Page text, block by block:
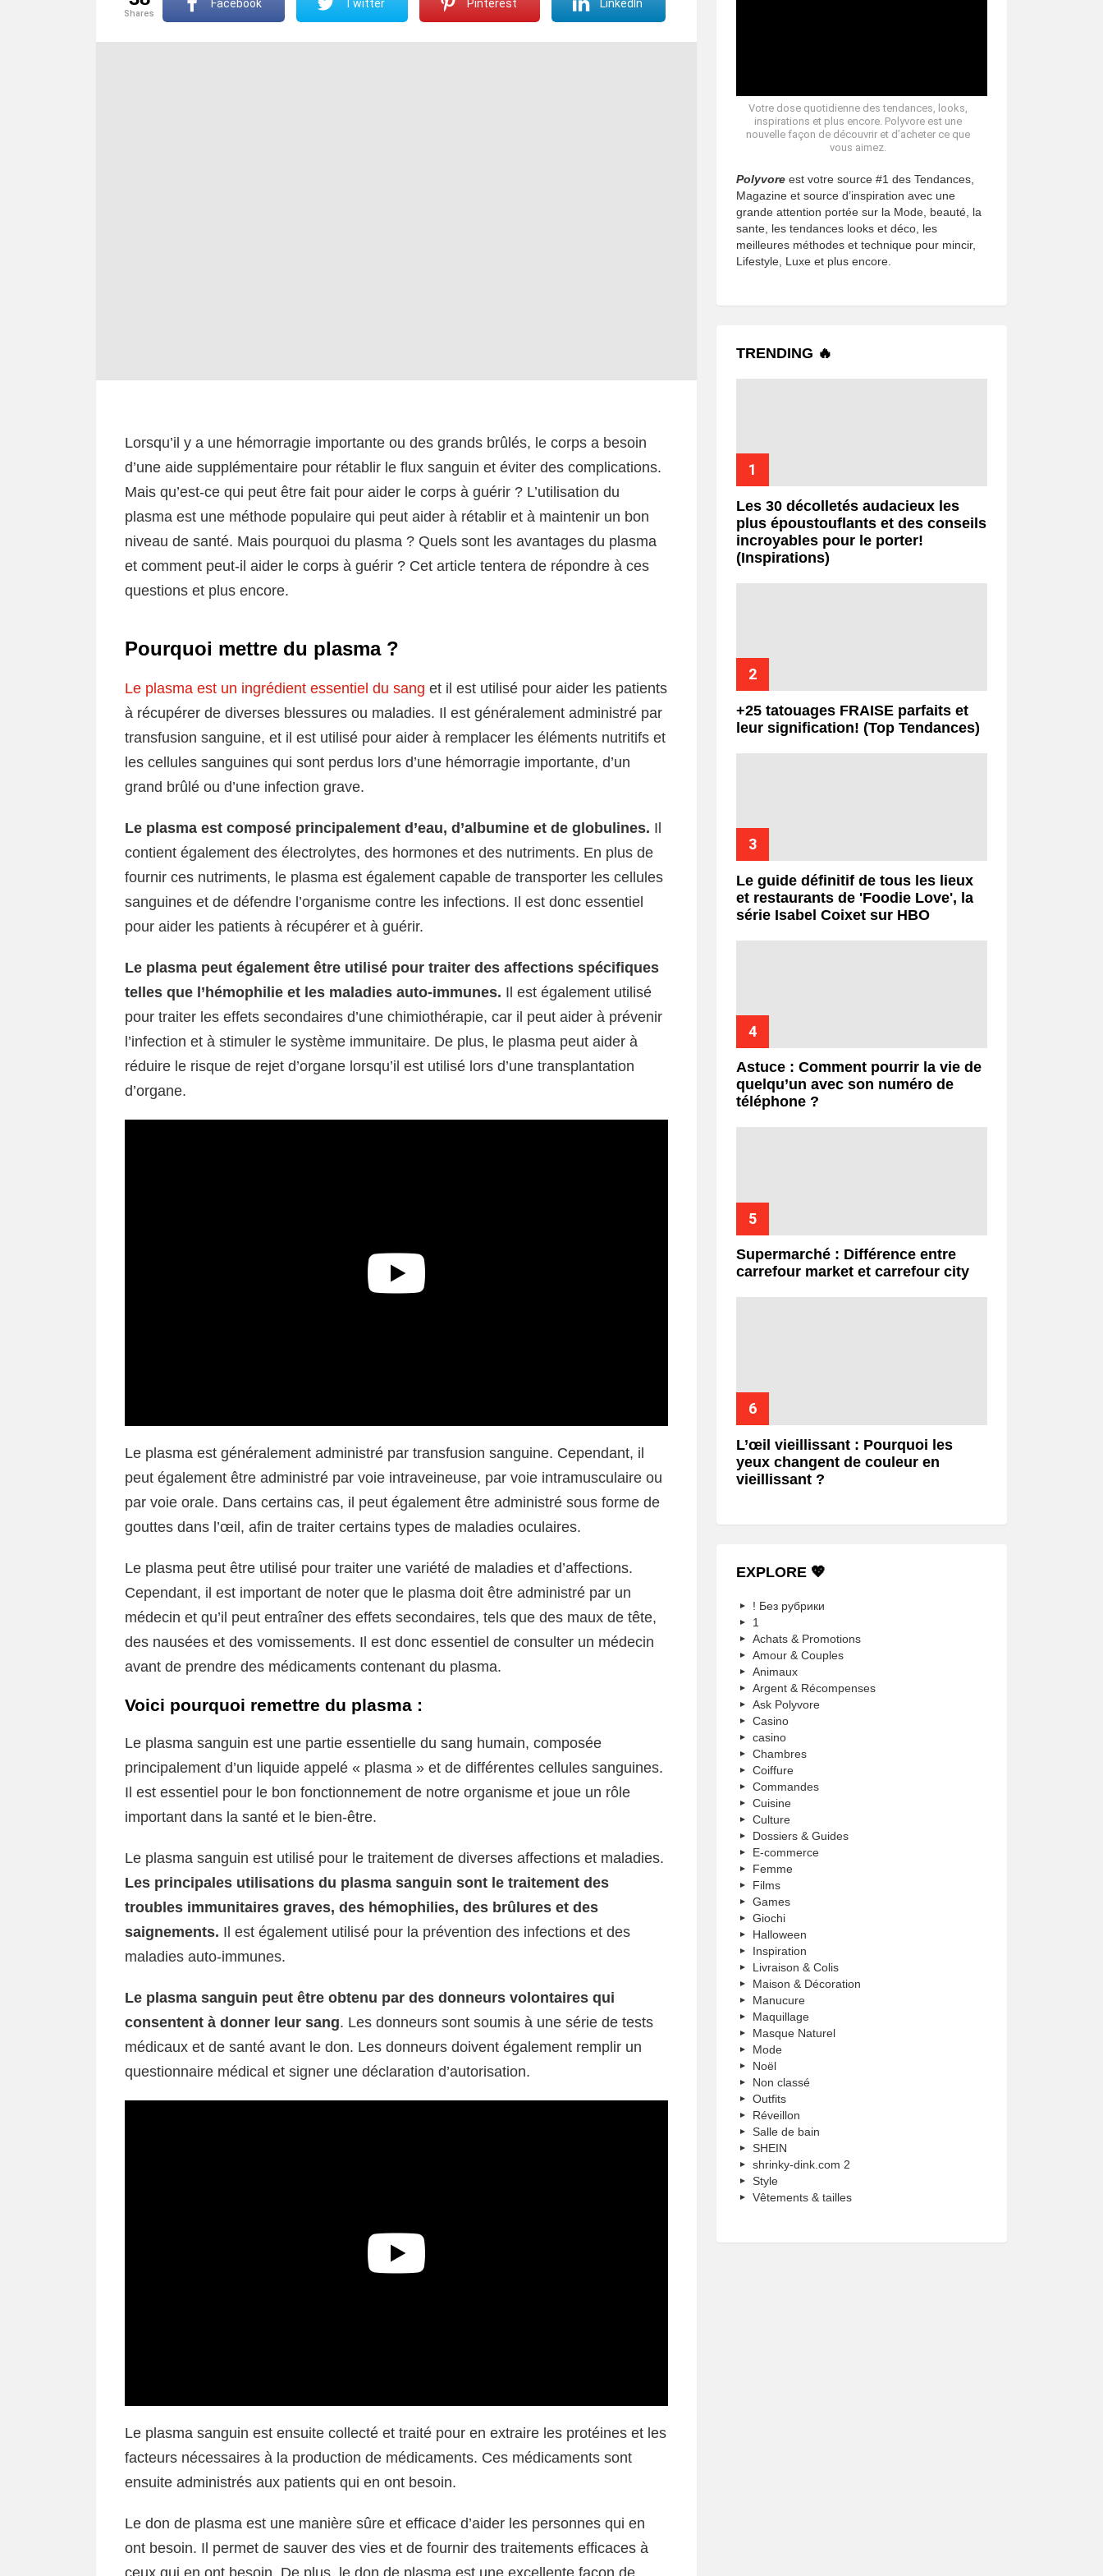
shares
Facebook Twitter Pinterest LinkedIn
Lorsqu’il y a une hémorragie importante ou des grands brûlés, le corps a besoin
d’une aide supplémentaire pour rétablir le flux sanguin et éviter des complications.
Mais qu’est-ce qui peut être fait pour aider le corps à guérir ? L’utilisation du
plasma est une méthode populaire qui peut aider à rétablir et à maintenir un bon
niveau de santé. Mais pourquoi du plasma ? Quels sont les avantages du plasma
et comment peut-il aider le corps à guérir ? Cet article tentera de répondre à ces
questions et plus encore.
Pourquoi mettre du plasma ?
Le plasma est un ingrédient essentiel du sang et il est utilisé pour aider les patients
à récupérer de diverses blessures ou maladies. Il est généralement administré par
transfusion sanguine, et il est utilisé pour aider à remplacer les éléments nutritifs et
les cellules sanguines qui sont perdus lors d’une hémorragie importante, d’un
grand brûlé ou d’une infection grave.
Le plasma est composé principalement d’eau, d’albumine et de globulines. Il
contient également des électrolytes, des hormones et des nutriments. En plus de
fournir ces nutriments, le plasma est également capable de transporter les cellules
sanguines et de défendre l’organisme contre les infections. Il est donc essentiel
pour aider les patients à récupérer et à guérir.
Le plasma peut également être utilisé pour traiter des affections spécifiques
telles que l’hémophilie et les maladies auto-immunes. Il est également utilisé
pour traiter les effets secondaires d’une chimiothérapie, car il peut aider à prévenir
l’infection et à stimuler le système immunitaire. De plus, le plasma peut aider à
réduire le risque de rejet d’organe lorsqu’il est utilisé lors d’une transplantation
d’organe.
Le plasma est généralement administré par transfusion sanguine. Cependant, il
peut également être administré par voie intraveineuse, par voie intramusculaire ou
par voie orale. Dans certains cas, il peut également être administré sous forme de
gouttes dans l’œil, afin de traiter certains types de maladies oculaires.
Le plasma peut être utilisé pour traiter une variété de maladies et d’affections.
Cependant, il est important de noter que le plasma doit être administré par un
médecin et qu’il peut entraîner des effets secondaires, tels que des maux de tête,
des nausées et des vomissements. Il est donc essentiel de consulter un médecin
avant de prendre des médicaments contenant du plasma.
Voici pourquoi remettre du plasma :
Le plasma sanguin est une partie essentielle du sang humain, composée
principalement d’un liquide appelé « plasma » et de différentes cellules sanguines.
Il est essentiel pour le bon fonctionnement de notre organisme et joue un rôle
important dans la santé et le bien-être.
Le plasma sanguin est utilisé pour le traitement de diverses affections et maladies.
Les principales utilisations du plasma sanguin sont le traitement des
troubles immunitaires graves, des hémophilies, des brûlures et des
saignements. Il est également utilisé pour la prévention des infections et des
maladies auto-immunes.
Le plasma sanguin peut être obtenu par des donneurs volontaires qui
consentent à donner leur sang. Les donneurs sont soumis à une série de tests
médicaux et de santé avant le don. Les donneurs doivent également remplir un
questionnaire médical et signer une déclaration d’autorisation.
Le plasma sanguin est ensuite collecté et traité pour en extraire les protéines et les
facteurs nécessaires à la production de médicaments. Ces médicaments sont
ensuite administrés aux patients qui en ont besoin.
Le don de plasma est une manière sûre et efficace d’aider les personnes qui en
ont besoin. Il permet de sauver des vies et de fournir des traitements efficaces à
Votre dose quotidienne des tendances, looks,
inspirations et plus encore. Polyvore est une
nouvelle façon de découvrir et d’acheter ce que
vous aimez.
Polyvore est votre source #1 des Tendances,
Magazine et source d’inspiration avec une
grande attention portée sur la Mode, beauté, la
sante, les tendances looks et déco, les
meilleures méthodes et technique pour mincir,
Lifestyle, Luxe et plus encore.
TRENDING 🔥
Les 30 décolletés audacieux les
plus époustouflants et des conseils
incroyables pour le porter!
(Inspirations)
+25 tatouages ​​FRAISE parfaits et
leur signification! (Top Tendances)
Le guide définitif de tous les lieux
et restaurants de 'Foodie Love', la
série Isabel Coixet sur HBO
Astuce : Comment pourrir la vie de
quelqu’un avec son numéro de
téléphone ?
Supermarché : Différence entre
carrefour market et carrefour city
L’œil vieillissant : Pourquoi les
yeux changent de couleur en
vieillissant ?
EXPLORE 💖
! Без рубрики
1
Achats & Promotions
Amour & Couples
Animaux
Argent & Récompenses
Ask Polyvore
Casino
casino
Chambres
Coiffure
Commandes
Cuisine
Culture
Dossiers & Guides
E-commerce
Femme
Films
Games
Giochi
Halloween
Inspiration
Livraison & Colis
Maison & Décoration
Manucure
Maquillage
Masque Naturel
Mode
Noël
Non classé
Outfits
Réveillon
Salle de bain
SHEIN
shrinky-dink.com 2
Style
Vêtements & tailles